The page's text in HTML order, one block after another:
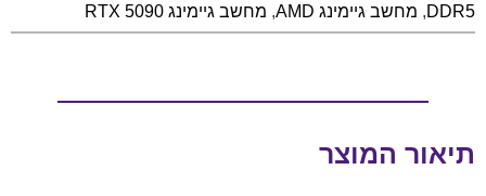
DDR5
, מחשב גיימינג AMD , מחשב גיימינג RTX 5090
תיאור המוצר